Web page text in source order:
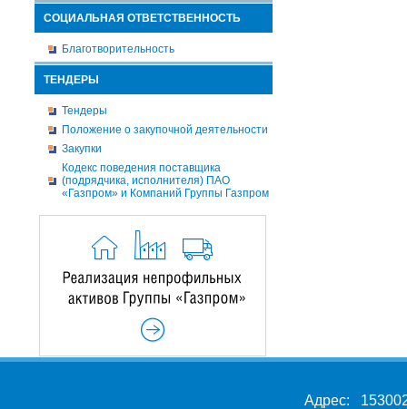
СОЦИАЛЬНАЯ ОТВЕТСТВЕННОСТЬ
Благотворительность
ТЕНДЕРЫ
Тендеры
Положение о закупочной деятельности
Закупки
Кодекс поведения поставщика
(подрядчика, исполнителя) ПАО
«Газпром» и Компаний Группы Газпром
Адрес: